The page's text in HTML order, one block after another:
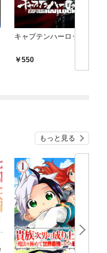
キャプテンハーロック
550
もっと見る